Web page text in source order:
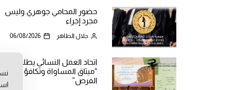
حضور المحامي جوهري وليس
مجرد إجراء
جلال الطاهر 06/08/2026
اتحاد العمل النسائي يطلق
“ميثاق المساواة وتكافؤ
الفرص”